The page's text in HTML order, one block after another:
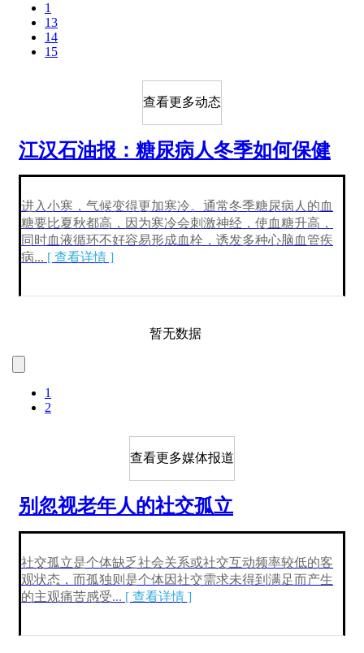
1
13
14
15
查看更多动态
江汉石油报：糖尿病人冬季如何保健
进入小寒，气候变得更加寒冷。通常冬季糖尿病人的血
糖要比夏秋都高，因为寒冷会刺激神经，使血糖升高，
同时血液循环不好容易形成血栓，诱发多种心脑血管疾
病... [ 查看详情 ]
暂无数据
1
2
查看更多媒体报道
别忽视老年人的社交孤立
社交孤立是个体缺乏社会关系或社交互动频率较低的客
观状态，而孤独则是个体因社交需求未得到满足而产生
的主观痛苦感受... [ 查看详情 ]